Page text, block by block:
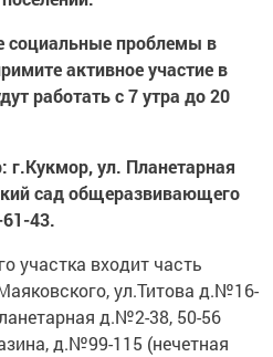
социальные проблемы в
активное участие в
работать с 7 утра до 20
ул. Планетарная
сад общеразвивающего
43.
участка входит часть
ул.Титова д.№16-
д.№2-38, 50-56
д.№99-115 (нечетная